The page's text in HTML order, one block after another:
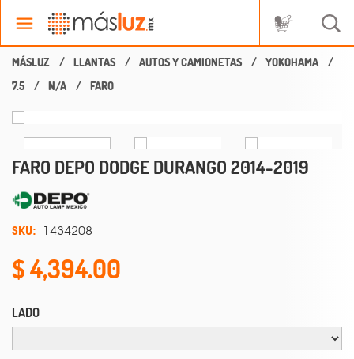
LLANTAS AUTOS Y CAMIONETAS
YOKOHAMA
7.5
N/A FARO
FARO DEPO DODGE DURANGO 2014-2019
SKU: 1434208
4,394.00
LADO